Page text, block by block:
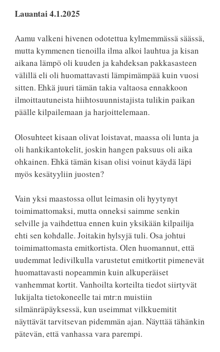
Lauantai 4.1.2025
Aamu valkeni hivenen odotettua kylmemmässä säässä,
mutta kymmenen tienoilla ilma alkoi lauhtua ja kisan
aikana lämpö oli kuuden ja kahdeksan pakkasasteen
välillä eli oli huomattavasti lämpimämpää kuin vuosi
sitten. Ehkä juuri tämän takia valtaosa ennakkoon
ilmoittautuneista hiihtosuunnistajista tulikin paikan
päälle kilpailemaan ja harjoittelemaan.
Olosuhteet kisaan olivat loistavat, maassa oli lunta ja
oli hankikantokelit, joskin hangen paksuus oli aika
ohkainen. Ehkä tämän kisan olisi voinut käydä läpi
myös kesätyyliin juosten?
Vain yksi maastossa ollut leimasin oli hyytynyt
toimimattomaksi, mutta onneksi saimme senkin
selville ja vaihdettua ennen kuin yksikään kilpailija
ehti sen kohdalle. Joitakin hylsyjä tuli. Osa johtui
toimimattomasta emitkortista. Olen huomannut, että
uudemmat ledivilkulla varustetut emitkortit pimenevät
huomattavasti nopeammin kuin alkuperäiset
vanhemmat kortit. Vanhoilta korteilta tiedot siirtyvät
lukijalta tietokoneelle tai mtr:n muistiin
silmänräpäyksessä, kun useimmat vilkkuemitit
näyttävät tarvitsevan pidemmän ajan. Näyttää tähänkin
pätevän, että vanhassa vara parempi.